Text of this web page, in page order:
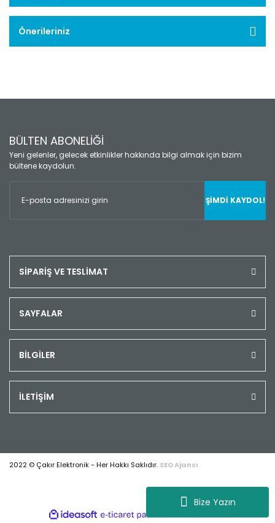
Bize Yazın
Önerileriniz
BÜLTEN ABONELİĞİ
Yeni gelenler, gelecek etkinlikler hakkında bilgi almak için bizim
bültene kaydolun.
ŞİMDİ KAYDOL!
SİPARİŞ VE TESLİMAT
SAYFALAR
BİLGİLER
İLETİŞİM
2022 © Çakır Elektronik - Her Hakkı Saklıdır. SEO Ajansı
ideasoft